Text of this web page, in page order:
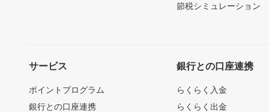
節税シミュレーション
サービス
ポイントプログラム
銀行との口座連携
銀行との口座連携
らくらく入金
らくらく出金